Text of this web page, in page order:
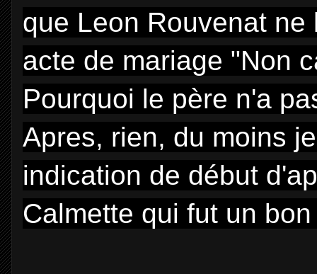
que Leon Rouvenat
acte de mariage "Non
Pourquoi le père n'a
Apres, rien, du moins
indication de début
Calmette qui fut un